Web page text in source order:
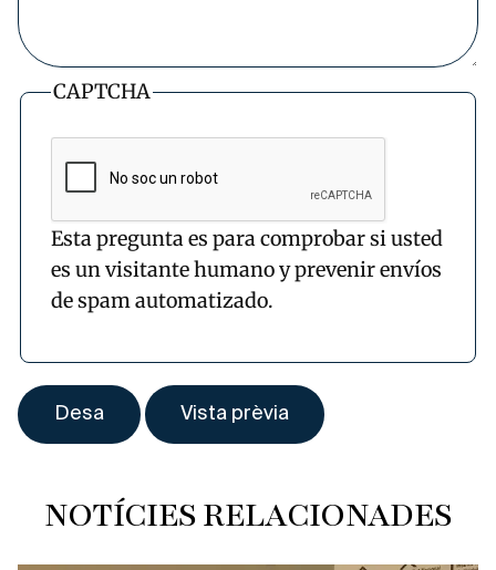
CAPTCHA
Esta pregunta es para comprobar si usted
es un visitante humano y prevenir envíos
de spam automatizado.
NOTÍCIES RELACIONADES